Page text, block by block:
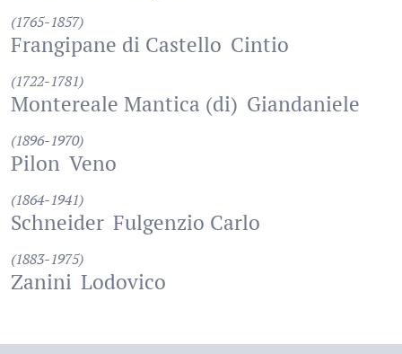
(1765-1857)
Frangipane di Castello Cintio
(1722-1781)
Montereale Mantica (di) Giandaniele
(1896-1970)
Pilon Veno
(1864-1941)
Schneider Fulgenzio Carlo
(1883-1975)
Zanini Lodovico